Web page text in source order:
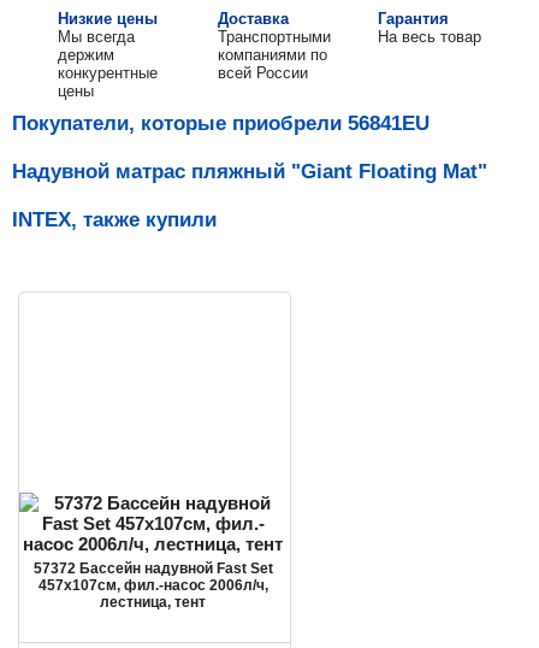
Низкие цены
Мы всегда
держим
конкурентные
цены
Доставка
Транспортными
компаниями по
всей России
Гарантия
На весь товар
Покупатели, которые приобрели 56841EU
Надувной матраc пляжный "Giant Floating Mat"
INTEX, также купили
57372 Бассейн надувной Fast Set
457х107см, фил.-насос 2006л/ч,
лестница, тент